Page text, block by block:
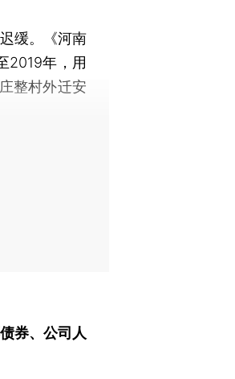
缓。《河南
2019年，用
整村外迁安
券、公司人